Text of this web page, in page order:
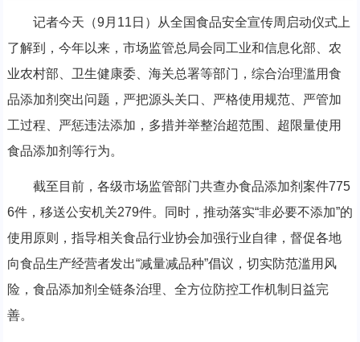
记者今天（9月11日）从全国食品安全宣传周启动仪式上
了解到，今年以来，市场监管总局会同工业和信息化部、农
业农村部、卫生健康委、海关总署等部门，综合治理滥用食
品添加剂突出问题，严把源头关口、严格使用规范、严管加
工过程、严惩违法添加，多措并举整治超范围、超限量使用
食品添加剂等行为。
截至目前，各级市场监管部门共查办食品添加剂案件775
6件，移送公安机关279件。同时，推动落实“非必要不添加”的
使用原则，指导相关食品行业协会加强行业自律，督促各地
向食品生产经营者发出“减量减品种”倡议，切实防范滥用风
险，食品添加剂全链条治理、全方位防控工作机制日益完
善。